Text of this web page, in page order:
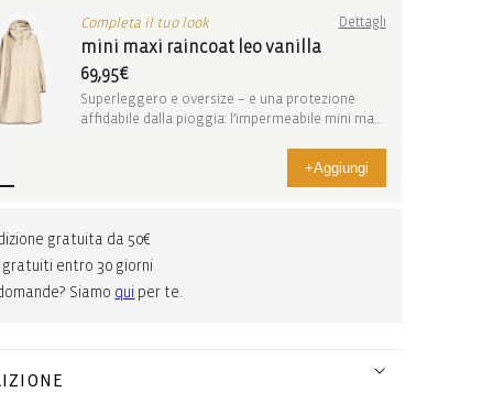
Completa il tuo look Dettagli
mini maxi raincoat leo vanilla
69,95€
Superleggero e oversize – e una protezione
affidabile dalla pioggia: l’impermeabile mini maxi
+Aggiungi
gratuita da 50€
gratuiti entro 30 giorni
Siamo qui per te.